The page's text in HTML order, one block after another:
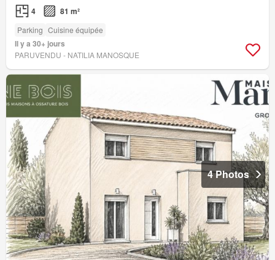
4 81 m²
Parking Cuisine équipée
Il y a 30+ jours
PARUVENDU - NATILIA MANOSQUE
4 Photos